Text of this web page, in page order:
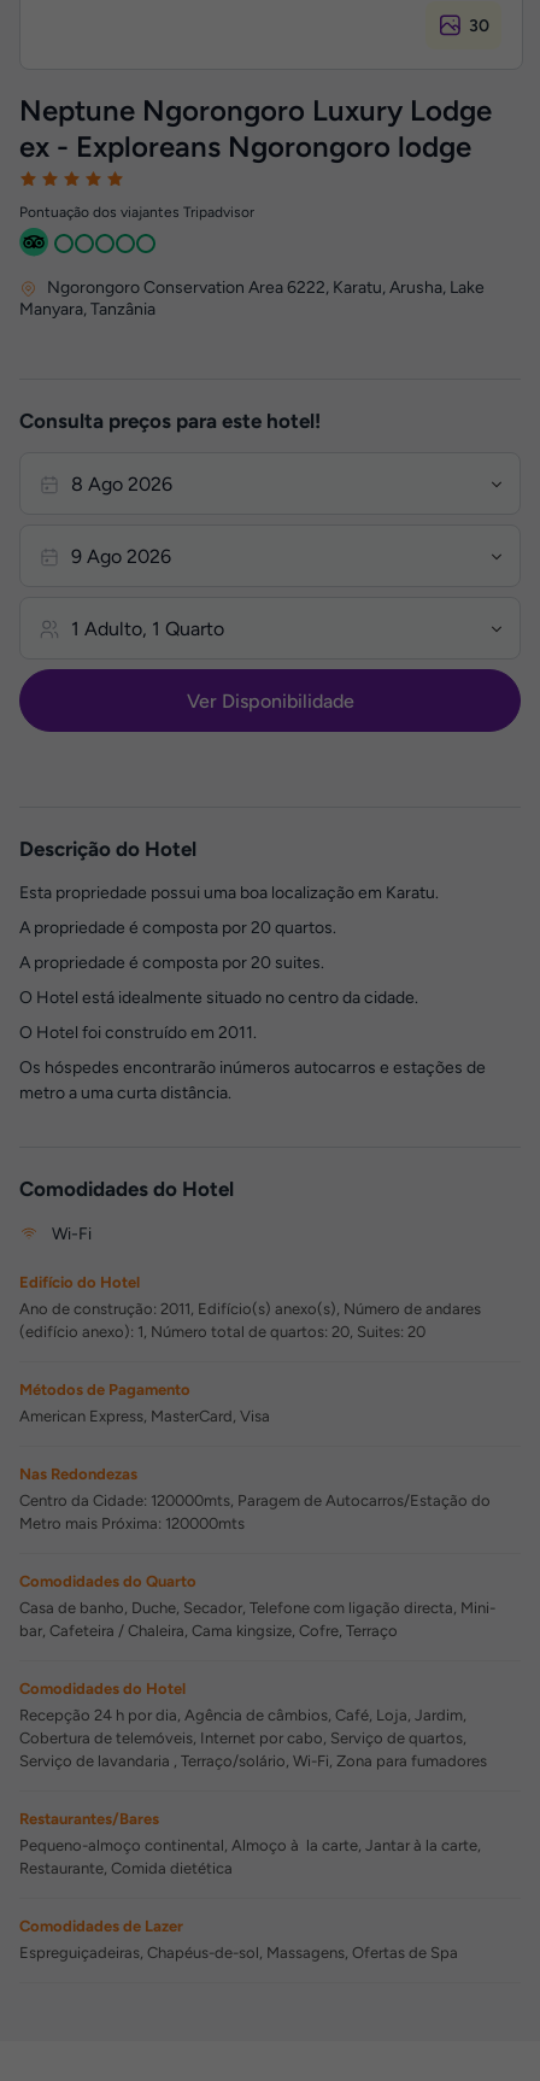
30
Neptune Ngorongoro Luxury Lodge
ex - Exploreans Ngorongoro lodge
Pontuação dos viajantes Tripadvisor
Ngorongoro Conservation Area 6222, Karatu, Arusha, Lake
Manyara, Tanzânia
Consulta preços para este hotel!
Ver Disponibilidade
Descrição do Hotel
Esta propriedade possui uma boa localização em Karatu.
A propriedade é composta por 20 quartos.
A propriedade é composta por 20 suites.
O Hotel está idealmente situado no centro da cidade.
O Hotel foi construído em 2011.
Os hóspedes encontrarão inúmeros autocarros e estações de
metro a uma curta distância.
Comodidades do Hotel
Wi-Fi
Edifício do Hotel
Ano de construção: 2011, Edifício(s) anexo(s), Número de andares
(edifício anexo): 1, Número total de quartos: 20, Suites: 20
Métodos de Pagamento
American Express, MasterCard, Visa
Nas Redondezas
Centro da Cidade: 120000mts, Paragem de Autocarros/Estação do
Metro mais Próxima: 120000mts
Comodidades do Quarto
Casa de banho, Duche, Secador, Telefone com ligação directa, Mini-
bar, Cafeteira / Chaleira, Cama kingsize, Cofre, Terraço
Comodidades do Hotel
Recepção 24 h por dia, Agência de câmbios, Café, Loja, Jardim,
Cobertura de telemóveis, Internet por cabo, Serviço de quartos,
Serviço de lavandaria , Terraço/solário, Wi-Fi, Zona para fumadores
Restaurantes/Bares
Pequeno-almoço continental, Almoço à la carte, Jantar à la carte,
Restaurante, Comida dietética
Comodidades de Lazer
Espreguiçadeiras, Chapéus-de-sol, Massagens, Ofertas de Spa